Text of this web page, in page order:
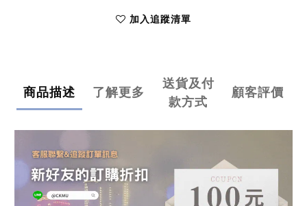
加入追蹤清單
商品描述 了解更多
送貨及付
款方式
顧客評價